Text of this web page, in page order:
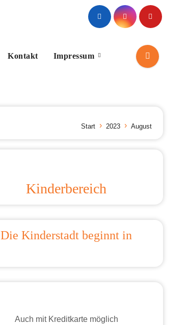
Kontakt Impressum
Start 2023 August
Kinderbereich
Die Kinderstadt beginnt in
Auch mit Kreditkarte möglich